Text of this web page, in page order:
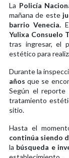
La Policía
mañana de este
barrio Venecia.
Yulixa Consuelo
tras ingresar, el
estético para
Durante la
años que se
Según el reporte
tratamiento
sitio.
Hasta el
continúa siendo
la búsqueda e